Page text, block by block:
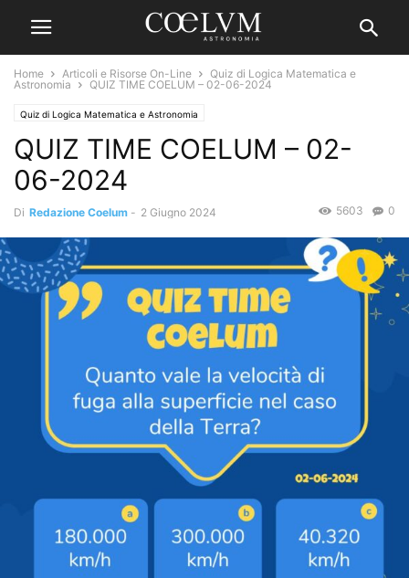
Home Articoli e Risorse On-Line
Quiz di Logica Matematica e
Astronomia
QUIZ TIME COELUM – 02-06-2024
Quiz di Logica Matematica e Astronomia
QUIZ TIME COELUM – 02-
06-2024
Di Redazione Coelum - 2 Giugno 2024 0
5603